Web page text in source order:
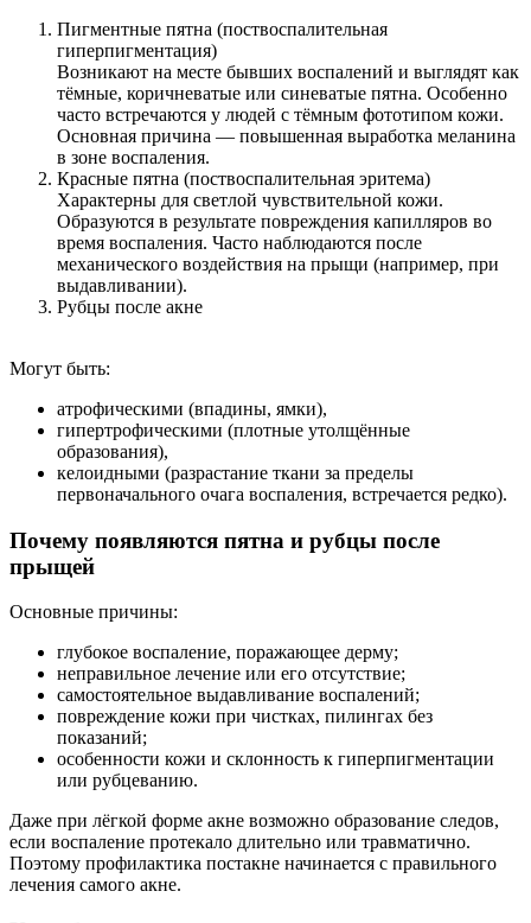
Пигментные пятна (поствоспалительная
гиперпигментация)
Возникают на месте бывших воспалений и выглядят как
тёмные, коричневатые или синеватые пятна. Особенно
часто встречаются у людей с тёмным фототипом кожи.
Основная причина — повышенная выработка меланина
в зоне воспаления.
Красные пятна (поствоспалительная эритема)
Характерны для светлой чувствительной кожи.
Образуются в результате повреждения капилляров во
время воспаления. Часто наблюдаются после
механического воздействия на прыщи (например, при
выдавливании).
Рубцы после акне
Могут быть:
атрофическими (впадины, ямки),
гипертрофическими (плотные утолщённые
образования),
келоидными (разрастание ткани за пределы
первоначального очага воспаления, встречается редко).
Почему появляются пятна и рубцы после
прыщей
Основные причины:
глубокое воспаление, поражающее дерму;
неправильное лечение или его отсутствие;
самостоятельное выдавливание воспалений;
повреждение кожи при чистках, пилингах без
показаний;
особенности кожи и склонность к гиперпигментации
или рубцеванию.
Даже при лёгкой форме акне возможно образование следов,
если воспаление протекало длительно или травматично.
Поэтому профилактика постакне начинается с правильного
лечения самого акне.